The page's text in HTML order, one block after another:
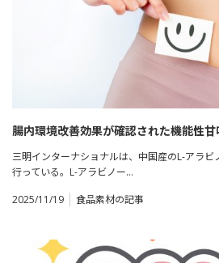
腸内環境改善効果が確認された機能性甘
三明インターナショナルは、中国産のL-アラビ
行っている。L-アラビノー…
2025/11/19
食品素材の記事